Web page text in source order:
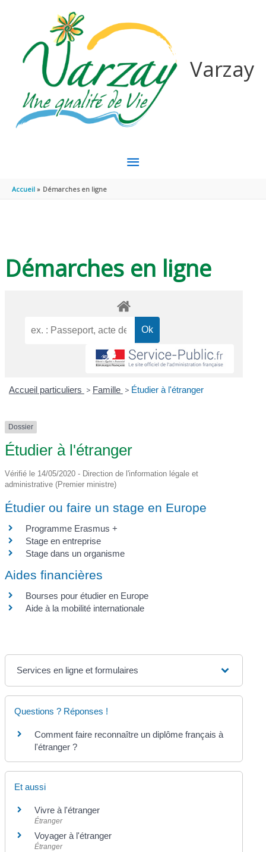
Varzay
MENU
Accueil Démarches en ligne
Démarches en ligne
Accueil particuliers > Famille > Étudier à l'étranger
Dossier
Étudier à l'étranger
Vérifié le 14/05/2020 - Direction de l'information légale et
administrative (Premier ministre)
Étudier ou faire un stage en Europe
Programme Erasmus +
Stage en entreprise
Stage dans un organisme
Aides financières
Bourses pour étudier en Europe
Aide à la mobilité internationale
Services en ligne et formulaires
Questions ? Réponses !
Comment faire reconnaître un diplôme français à
l'étranger ?
Et aussi
Vivre à l'étranger
Étranger
Voyager à l'étranger
Étranger